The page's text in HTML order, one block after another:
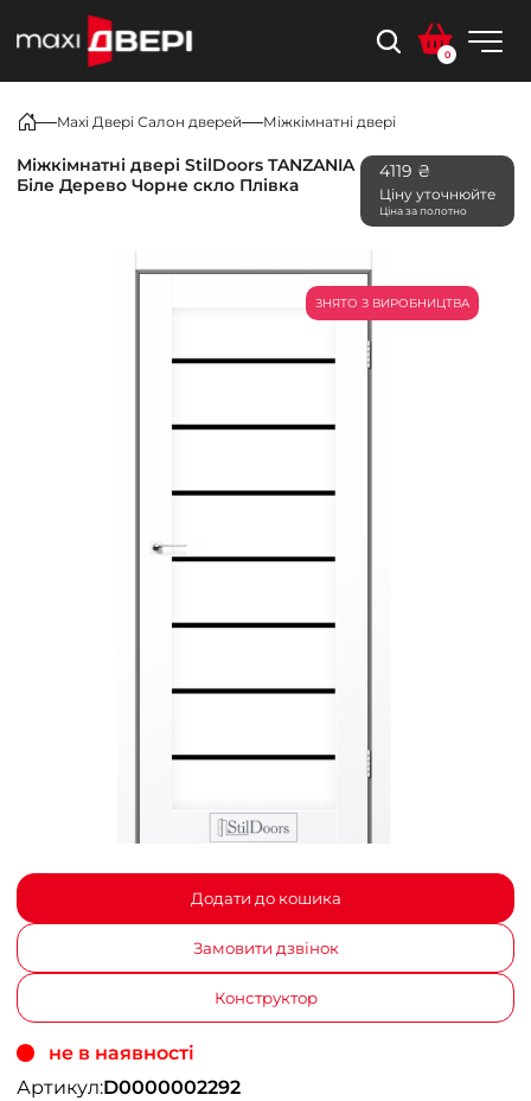
0
Maxi Двері Салон дверей Міжкімнатні двері
Міжкімнатні двері StilDoors TANZANIA
Біле Дерево Чорне скло Плівка
4119 ₴
Ціну уточнюйте
Ціна за полотно
ЗНЯТО З ВИРОБНИЦТВА
Додати до кошика
Замовити дзвінок
Конструктор
не в наявності
Артикул:D0000002292